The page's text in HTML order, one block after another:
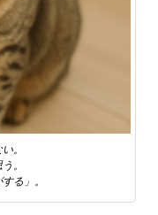
。
。
る」。